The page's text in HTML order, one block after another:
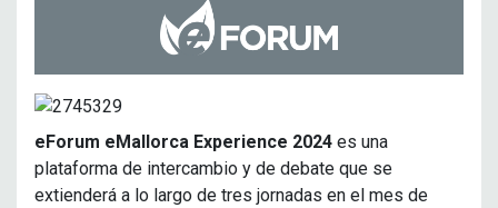
eForum eMallorca Experience 2024 es una
plataforma de intercambio y de debate que se
extienderá a lo largo de tres jornadas en el mes de